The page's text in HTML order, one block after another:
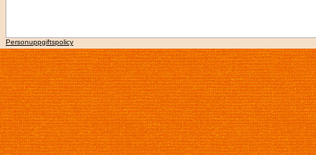
Personuppgiftspolicy